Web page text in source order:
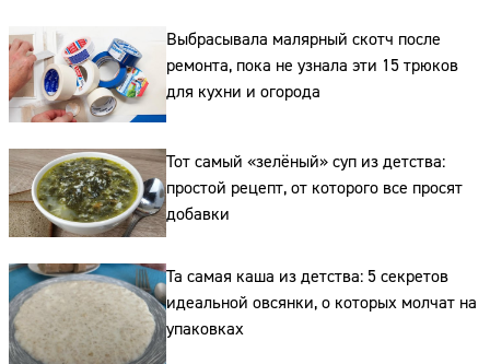
Выбрасывала малярный скотч после
ремонта, пока не узнала эти 15 трюков
для кухни и огорода
Тот самый «зелёный» суп из детства:
простой рецепт, от которого все просят
добавки
Та самая каша из детства: 5 секретов
идеальной овсянки, о которых молчат на
упаковках